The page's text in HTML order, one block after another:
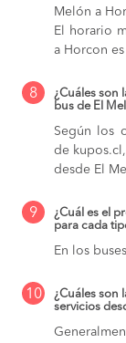
Melón a
El horario
a Horcon
8
¿Cuáles son
bus de El
Según los
de
desde El
9
¿Cuál es el
para cada
En los
10
¿Cuáles son
servicios